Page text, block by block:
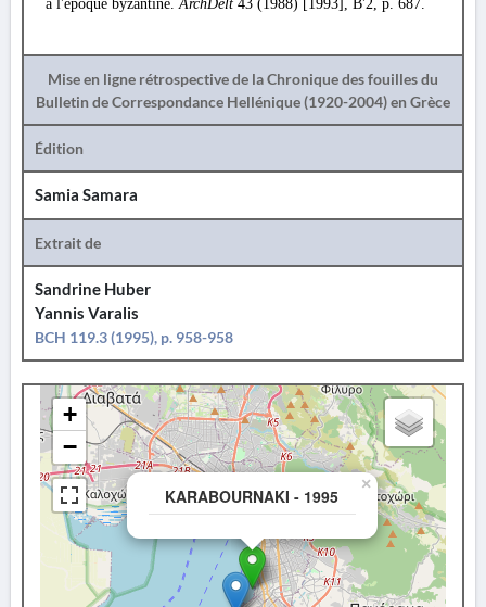
à l'époque byzantine.ArchDelt 43 (1988) [1993], B'2, p. 687.
Mise en ligne rétrospective de la Chronique des fouilles du
Bulletin de Correspondance Hellénique (1920-2004) en Grèce
Édition
Samia Samara
Extrait de
Sandrine Huber
Yannis Varalis
BCH 119.3 (1995), p. 958-958
KARABOURNAKI - 1995
×
+
−